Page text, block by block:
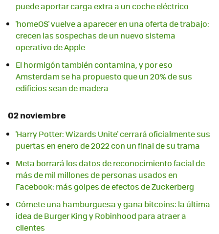
puede aportar carga extra a un coche eléctrico
'homeOS' vuelve a aparecer en una oferta de trabajo:
crecen las sospechas de un nuevo sistema
operativo de Apple
El hormigón también contamina, y por eso
Amsterdam se ha propuesto que un 20% de sus
edificios sean de madera
02 noviembre
'Harry Potter: Wizards Unite' cerrará oficialmente sus
puertas en enero de 2022 con un final de su trama
Meta borrará los datos de reconocimiento facial de
más de mil millones de personas usados en
Facebook: más golpes de efectos de Zuckerberg
Cómete una hamburguesa y gana bitcoins: la última
idea de Burger King y Robinhood para atraer a
clientes